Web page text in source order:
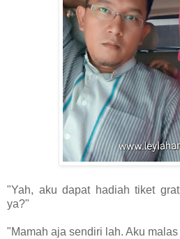
"Yah, aku dapat hadiah tiket
ya?"
"Mamah aja sendiri lah. Aku